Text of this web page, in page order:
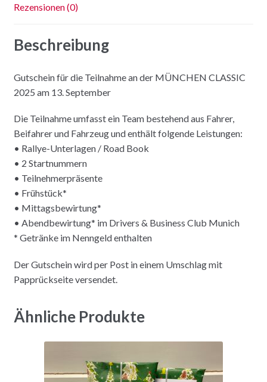
Rezensionen (0)
Beschreibung
Gutschein für die Teilnahme an der MÜNCHEN CLASSIC
2025 am 13. September
Die Teilnahme umfasst ein Team bestehend aus Fahrer,
Beifahrer und Fahrzeug und enthält folgende Leistungen:
• Rallye-Unterlagen / Road Book
• 2 Startnummern
• Teilnehmerpräsente
• Frühstück*
• Mittagsbewirtung*
• Abendbewirtung* im Drivers & Business Club Munich
* Getränke im Nenngeld enthalten
Der Gutschein wird per Post in einem Umschlag mit
Papprückseite versendet.
Ähnliche Produkte